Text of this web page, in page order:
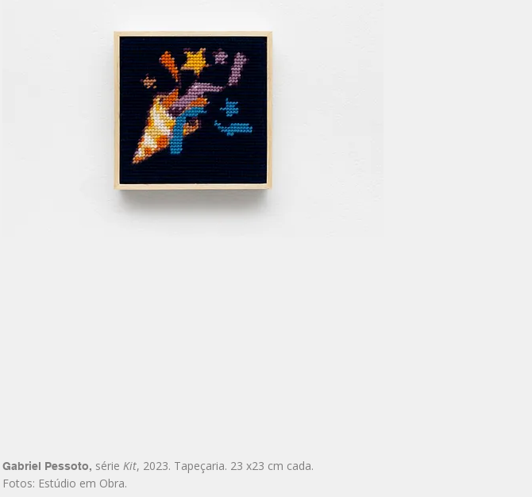
Gabriel Pessoto, série Kit, 2023. Tapeçaria. 23 x23 cm cada.
Fotos: Estúdio em Obra.